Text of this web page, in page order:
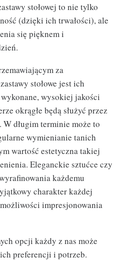
stołowej to nie tylko
(dzięki ich trwałości), ale
się pięknem i
za
stołowe jest ich
wysokiej jakości
okrągłe będą służyć przez
długim terminie może to
wymienianie tanich
wartość estetyczna takiej
Eleganckie sztućce czy
każdemu
charakter każdej
impresjonowania
opcji każdy z nas może
preferencji i potrzeb.